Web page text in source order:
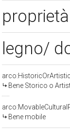
legno/
Bene Storico o
Bene mobile